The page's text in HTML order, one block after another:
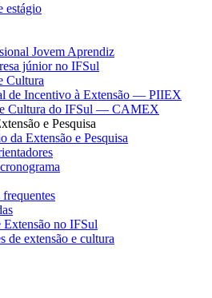
estágio
Jovem Aprendiz
júnior no IFSul
Cultura
de Incentivo à Extensão — PIIEX
e Cultura do IFSul — CAMEX
e Pesquisa
da Extensão e Pesquisa
frequentes
Extensão no IFSul
de extensão e cultura